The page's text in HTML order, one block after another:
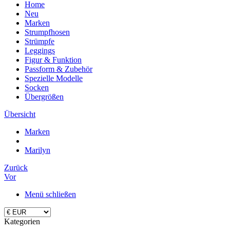
Home
Neu
Marken
Strumpfhosen
Strümpfe
Leggings
Figur & Funktion
Passform & Zubehör
Spezielle Modelle
Socken
Übergrößen
Übersicht
Marken
Marilyn
Zurück
Vor
Menü schließen
Kategorien